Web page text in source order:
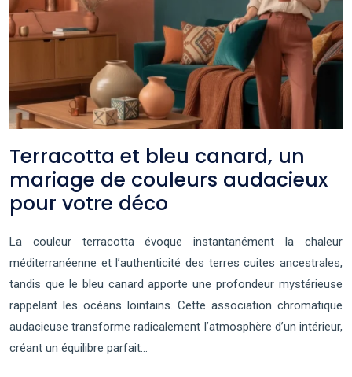
Terracotta et bleu canard, un
mariage de couleurs audacieux
pour votre déco
La couleur terracotta évoque instantanément la chaleur
méditerranéenne et l’authenticité des terres cuites ancestrales,
tandis que le bleu canard apporte une profondeur mystérieuse
rappelant les océans lointains. Cette association chromatique
audacieuse transforme radicalement l’atmosphère d’un intérieur,
créant un équilibre parfait…